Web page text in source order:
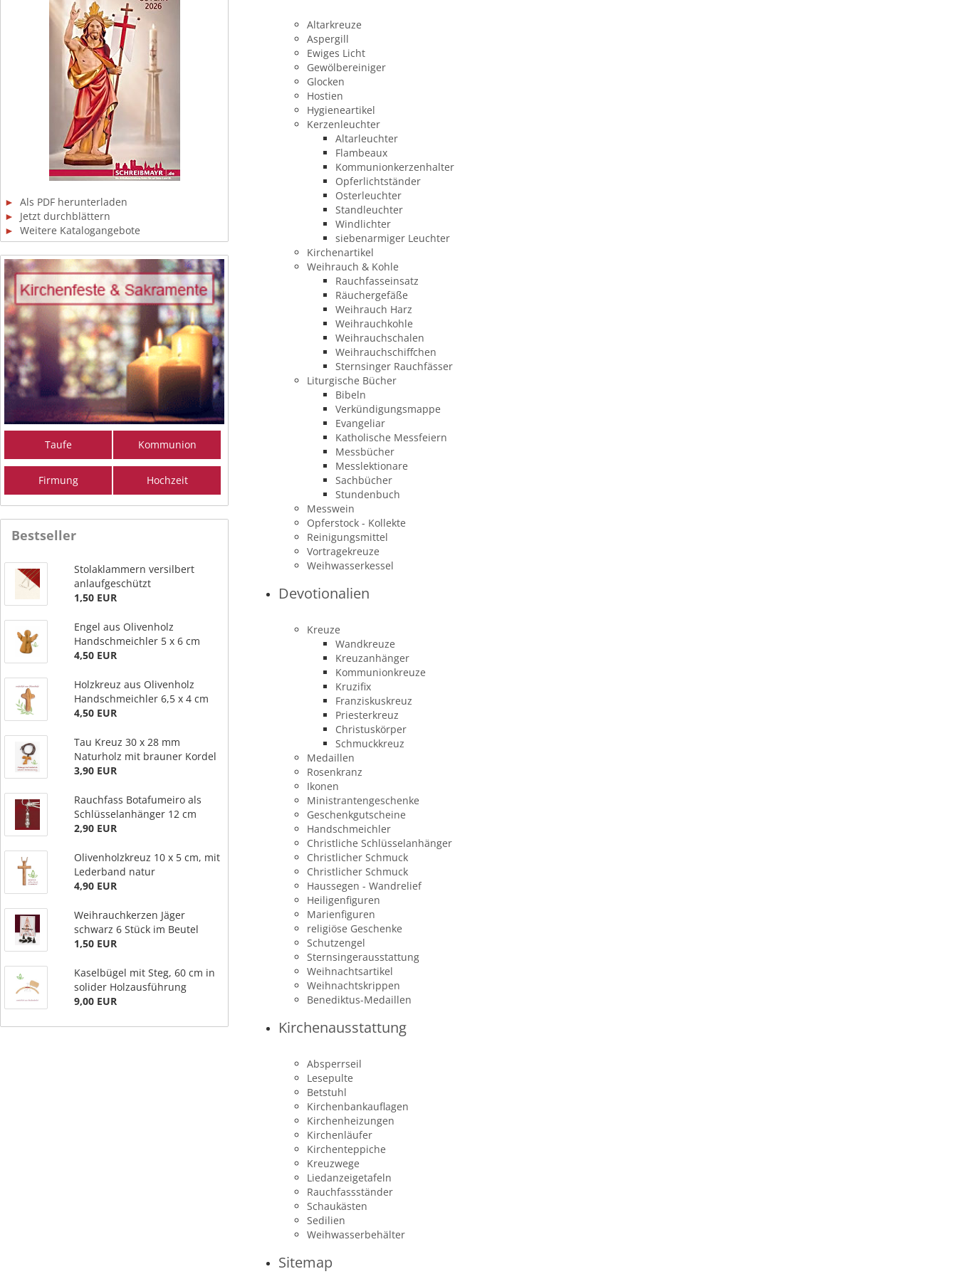
Altarkreuze
Aspergill
Ewiges Licht
Gewölbereiniger
Glocken
Hostien
Hygieneartikel
Kerzenleuchter
Altarleuchter
Flambeaux
Kommunionkerzenhalter
Opferlichtständer
Osterleuchter
Standleuchter
Windlichter
siebenarmiger Leuchter
Kirchenartikel
Weihrauch & Kohle
Rauchfasseinsatz
Räuchergefäße
Weihrauch Harz
Weihrauchkohle
Weihrauchschalen
Weihrauchschiffchen
Sternsinger Rauchfässer
Liturgische Bücher
Bibeln
Verkündigungsmappe
Evangeliar
Katholische Messfeiern
Messbücher
Messlektionare
Sachbücher
Stundenbuch
Messwein
Opferstock - Kollekte
Reinigungsmittel
Vortragekreuze
Weihwasserkessel
Devotionalien
Kreuze
Wandkreuze
Kreuzanhänger
Kommunionkreuze
Kruzifix
Franziskuskreuz
Priesterkreuz
Christuskörper
Schmuckkreuz
Medaillen
Rosenkranz
Ikonen
Ministrantengeschenke
Geschenkgutscheine
Handschmeichler
Christliche Schlüsselanhänger
Christlicher Schmuck
Christlicher Schmuck
Haussegen - Wandrelief
Heiligenfiguren
Marienfiguren
religiöse Geschenke
Schutzengel
Sternsingerausstattung
Weihnachtsartikel
Weihnachtskrippen
Benediktus-Medaillen
Kirchenausstattung
Absperrseil
Lesepulte
Betstuhl
Kirchenbankauflagen
Kirchenheizungen
Kirchenläufer
Kirchenteppiche
Kreuzwege
Liedanzeigetafeln
Rauchfassständer
Schaukästen
Sedilien
Weihwasserbehälter
Sitemap
► Als PDF herunterladen
►
Jetzt durchblättern
► Weitere Katalogangebote
Taufe Kommunion
Firmung Hochzeit
Bestseller
Stolaklammern versilbert
anlaufgeschützt
1,50 EUR
Engel aus Olivenholz
Handschmeichler 5 x 6 cm
4,50 EUR
Holzkreuz aus Olivenholz
Handschmeichler 6,5 x 4 cm
4,50 EUR
Tau Kreuz 30 x 28 mm
Naturholz mit brauner Kordel
3,90 EUR
Rauchfass Botafumeiro als
Schlüsselanhänger 12 cm
2,90 EUR
Olivenholzkreuz 10 x 5 cm, mit
Lederband natur
4,90 EUR
Weihrauchkerzen Jäger
schwarz 6 Stück im Beutel
1,50 EUR
Kaselbügel mit Steg, 60 cm in
solider Holzausführung
9,00 EUR